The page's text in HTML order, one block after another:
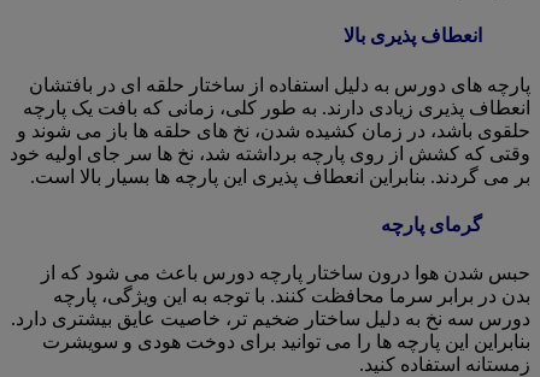
انعطاف پذیری بالا
پارچه های دورس به دلیل استفاده از ساختار حلقه ای در بافتشان
انعطاف پذیری زیادی دارند. به طور کلی، زمانی که بافت یک پارچه
حلقوی باشد، در زمان کشیده شدن، نخ های حلقه ها باز می شوند و
وقتی که کشش از روی پارچه برداشته شد، نخ ها سر جای اولیه خود
بر می گردند. بنابراین انعطاف پذیری این پارچه ها بسیار بالا است.
گرمای پارچه
حبس شدن هوا درون ساختار پارچه دورس باعث می شود که از
بدن در برابر سرما محافظت کنند. با توجه به این ویژگی، پارچه
دورس سه نخ به دلیل ساختار ضخیم تر، خاصیت عایق بیشتری دارد.
بنابراین این پارچه ها را می توانید برای دوخت هودی و سویشرت
زمستانه استفاده کنید.